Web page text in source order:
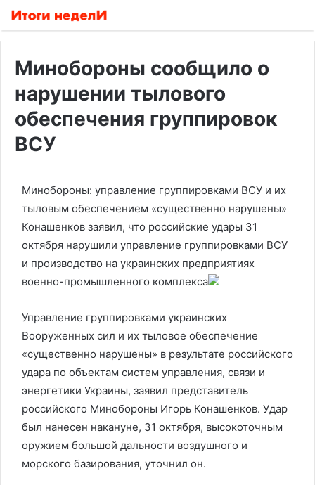
Минобороны сообщило о
нарушении тылового
обеспечения группировок
ВСУ
Минобороны: управление группировками ВСУ и их
тыловым обеспечением «существенно нарушены»
Конашенков заявил, что российские удары 31
октября нарушили управление группировками ВСУ
и производство на украинских предприятиях
военно-промышленного комплекса
Управление группировками украинских
Вооруженных сил и их тыловое обеспечение
«существенно нарушены» в результате российского
удара по объектам систем управления, связи и
энергетики Украины, заявил представитель
российского Минобороны Игорь Конашенков. Удар
был нанесен накануне, 31 октября, высокоточным
оружием большой дальности воздушного и
морского базирования, уточнил он.